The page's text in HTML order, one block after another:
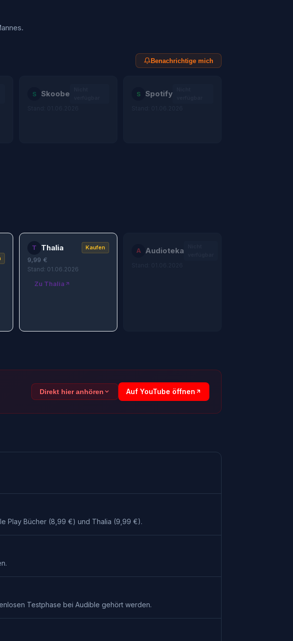
Benachrichtige mich
S Skoobe S Spotify
T Thalia Kaufen
9,99 €
Stand: 01.06.2026
Zu Thalia
A Audioteka
Direkt hier anhören Auf YouTube öffnen
Play Bücher (8,99 €) und Thalia (9,99 €).
Testphase bei Audible gehört werden.